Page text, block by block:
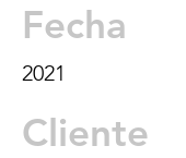
Fecha
2021
Cliente